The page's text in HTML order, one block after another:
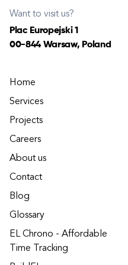
Want to visit us?
Plac Europejski 1
00-844 Warsaw, Poland
Home
Services
Projects
Careers
About us
Contact
Blog
Glossary
EL Chrono - Affordable
Time Tracking